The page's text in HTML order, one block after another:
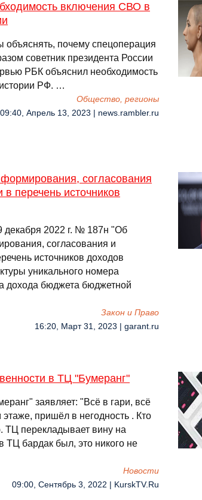
включения СВО в
объяснять, почему спецоперация
советник президента России
РБК объяснил необходимость
РФ. …
Общество, регионы
09:40, Апрель 13, 2023 | news.rambler.ru
согласования
перечень источников
декабря 2022 г. № 187н "Об
согласования и
источников доходов
уникального номера
дохода бюджета бюджетной
Закон и Право
16:20, Март 31, 2023 | garant.ru
в ТЦ "Бумеранг"
заявляет: "Всё в гари, всё
пришёл в негодность . Кто
ТЦ перекладывает вину на
ТЦ бардак был, это никого не
Новости
09:00, Сентябрь 3, 2022 | KurskTV.Ru